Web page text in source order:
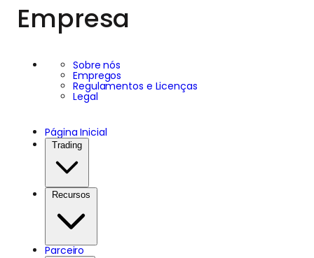
Empresa
Sobre nós
Empregos
Regulamentos e Licenças
Legal
Página Inicial
Trading
Recursos
Parceiro